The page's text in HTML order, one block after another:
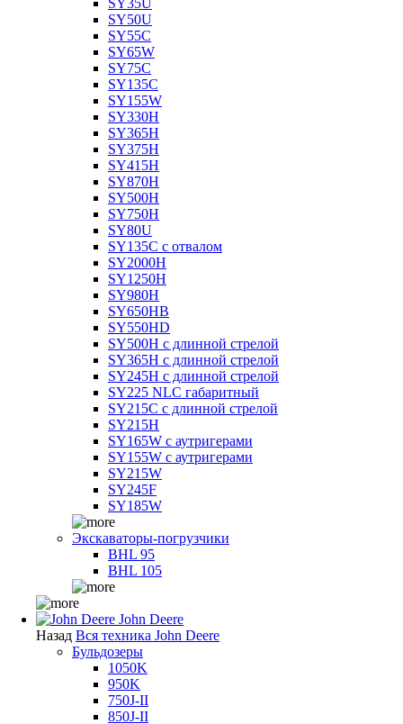
SY50U
SY55C
SY65W
SY75C
SY135C
SY155W
SY330H
SY365H
SY375H
SY415H
SY870H
SY500H
SY750H
SY80U
SY135C с отвалом
SY2000H
SY1250H
SY980H
SY650HB
SY550HD
SY500H с длинной стрелой
SY365H с длинной стрелой
SY245H с длинной стрелой
SY225 NLC габаритный
SY215C с длинной стрелой
SY215H
SY165W с аутригерами
SY155W с аутригерами
SY215W
SY245F
SY185W
Экскаваторы-погрузчики
BHL 95
BHL 105
John Deere
Назад Вся техника John Deere
Бульдозеры
1050K
950K
750J-II
850J-II